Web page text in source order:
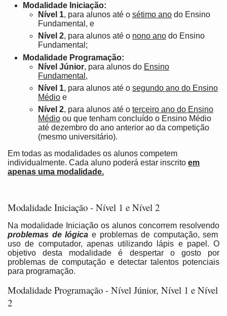
Modalidade Iniciação:
Nível 1, para alunos até o sétimo ano do Ensino
Fundamental, e
Nível 2, para alunos até o nono ano do Ensino
Fundamental;
Modalidade Programação:
Nível Júnior, para alunos do Ensino
Fundamental ,
Nível 1, para alunos até o segundo ano do Ensino
Médio e
Nível 2, para alunos até o terceiro ano do Ensino
Médio ou que tenham concluído o Ensino Médio
até dezembro do ano anterior ao da competição
(mesmo universitário).
Em todas as modalidades os alunos competem
individualmente. Cada aluno poderá estar inscrito em
apenas uma modalidade.
Modalidade Iniciação - Nível 1 e Nível 2
Na modalidade Iniciação os alunos concorrem resolvendo
problemas de lógica e problemas de computação, sem
uso de computador, apenas utilizando lápis e papel. O
objetivo desta modalidade é despertar o gosto por
problemas de computação e detectar talentos potenciais
para programação.
Modalidade Programação - Nível Júnior, Nível 1 e Nível
2